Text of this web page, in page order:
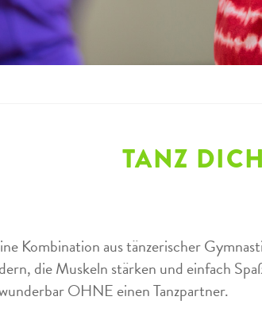
TANZ
Kombination aus tänzerischer
die Muskeln stärken und einfach
OHNE einen Tanzpartner.